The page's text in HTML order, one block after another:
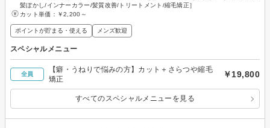
髪ぼかし/インナーカラー/髪質改善/トリートメント/縮毛矯正］
カット単価： ￥2,200～
ポイントが貯まる・使える メンズ歓迎
スペシャルメニュー
全員
【癖・うねりで悩みの方】カット＋さらつや縮毛
矯正
￥19,800
すべてのスペシャルメニューを見る